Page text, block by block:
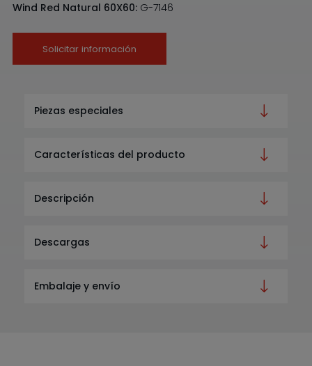
Wind Red Natural 60X60: G-7146
Solicitar información
Piezas especiales
Características del producto
Descripción
Descargas
Embalaje y envío